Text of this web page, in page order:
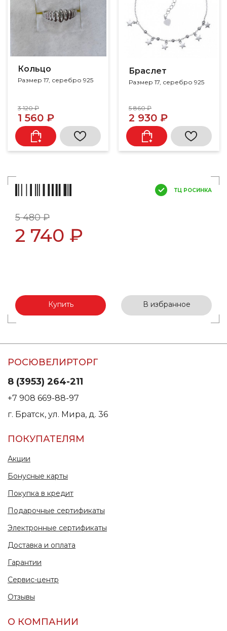
Кольцо
Размер 17, серебро 925
3 120 ₽
1 560 ₽
Браслет
Размер 17, серебро 925
5 860 ₽
2 930 ₽
ТЦ РОСИНКА
5 480 ₽
2 740 ₽
Купить В избранное
РОСЮВЕЛИРТОРГ
8 (3953) 264-211
+7 908 669-88-97
г. Братск, ул. Мира, д. 36
ПОКУПАТЕЛЯМ
Акции
Бонусные карты
Покупка в кредит
Подарочные сертификаты
Электронные сертификаты
Доставка и оплата
Гарантии
Сервис-центр
Отзывы
О КОМПАНИИ